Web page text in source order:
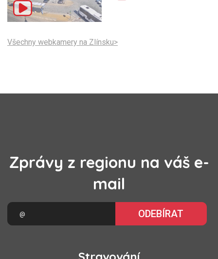
Všechny webkamery na Zlínsku>
Zprávy z regionu na váš e-
mail
ODEBÍRAT